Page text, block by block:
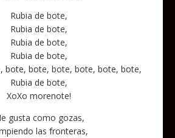
Rubia de bote,
Rubia de bote,
Rubia de bote,
Rubia de bote,
bote, bote, bote, bote, bote, bote,
Rubia de bote,
XoXo morenote!
gusta como gozas,
las fronteras,